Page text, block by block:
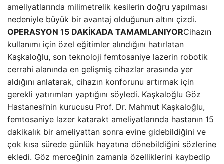
ameliyatlarında milimetrelik kesilerin doğru yapılması
nedeniyle büyük bir avantaj olduğunun altını çizdi.
OPERASYON 15 DAKİKADA TAMAMLANIYORCihazın
kullanımı için özel eğitimler alındığını hatırlatan
Kaşkaloğlu, son teknoloji femtosaniye lazerin robotik
cerrahi alanında en gelişmiş cihazlar arasında yer
aldığını anlatarak, cihazın konforunu artırmak için
gerekli yatırımları yaptığını söyledi. Kaşkaloğlu Göz
Hastanesi’nin kurucusu Prof. Dr. Mahmut Kaşkaloğlu,
femtosaniye lazer katarakt ameliyatlarında hastanın 15
dakikalık bir ameliyattan sonra evine gidebildiğini ve
çok kısa sürede günlük hayatına dönebildiğini sözlerine
ekledi. Göz merceğinin zamanla özelliklerini kaybedip